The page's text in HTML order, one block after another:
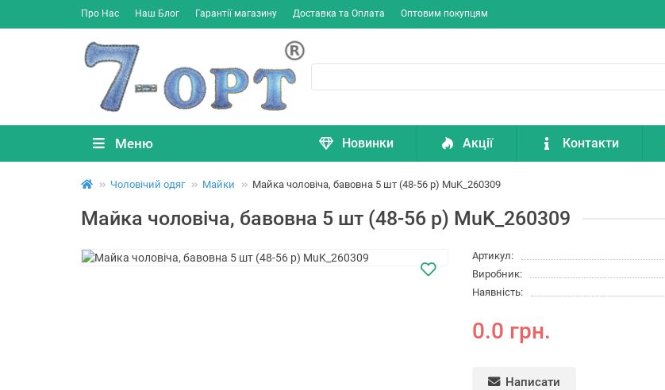
Про Нас Наш Блог Гарантії магазину Доставка та Оплата Оптовим покупцям
Меню Новинки Акції Контакти
Чоловічий одяг Майки Майка чоловіча, бавовна 5 шт (48-56 р) MuK_260309
Майка чоловіча, бавовна 5 шт (48-56 р) MuK_260309
Артикул:
Виробник:
Наявність:
0.0 грн.
Написати